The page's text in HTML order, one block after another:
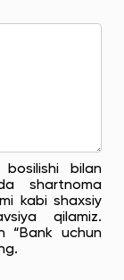
bosilishi bilan
shartnoma
kabi shaxsiy
qilamiz.
“Bank uchun